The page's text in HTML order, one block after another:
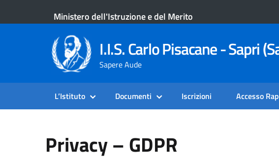
Ministero dell'Istruzione e del Merito
I.I.S. Carlo Pisacane - Sapri
Sapere Aude
L’Istituto Documenti Iscrizioni Accesso
Privacy – GDPR